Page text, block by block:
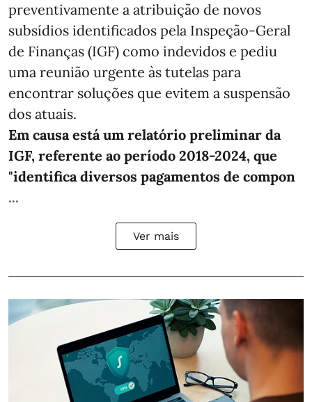
preventivamente a atribuição de novos
subsídios identificados pela Inspeção-Geral
de Finanças (IGF) como indevidos e pediu
uma reunião urgente às tutelas para
encontrar soluções que evitem a suspensão
dos atuais.
Em causa está um relatório preliminar da
IGF, referente ao período 2018-2024, que
"identifica diversos pagamentos de compon
...
Ver mais